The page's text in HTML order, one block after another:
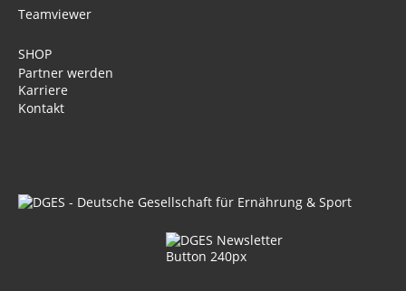
Teamviewer
SHOP
Partner werden
Karriere
Kontakt